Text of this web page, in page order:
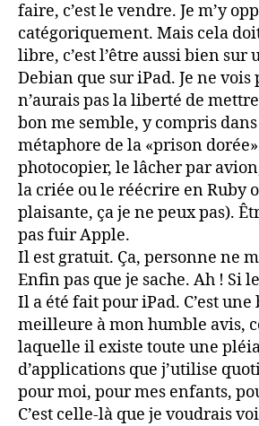
faire, c’est le vendre. Je m’y
catégoriquement. Mais cela
libre, c’est l’être aussi bien
Debian que sur iPad. Je ne vois
n’aurais pas la liberté de
bon me semble, y compris
métaphore de la «prison
photocopier, le lâcher par
la criée ou le réécrire en Ruby
plaisante, ça je ne peux pas).
pas fuir Apple.
Il est gratuit. Ça, personne ne
Enfin pas que je sache. Ah ! Si
Il a été fait pour iPad. C’est
meilleure à mon humble avis,
laquelle il existe toute une
d’applications que j’utilise
pour moi, pour mes enfants,
C’est celle-là que je voudrais